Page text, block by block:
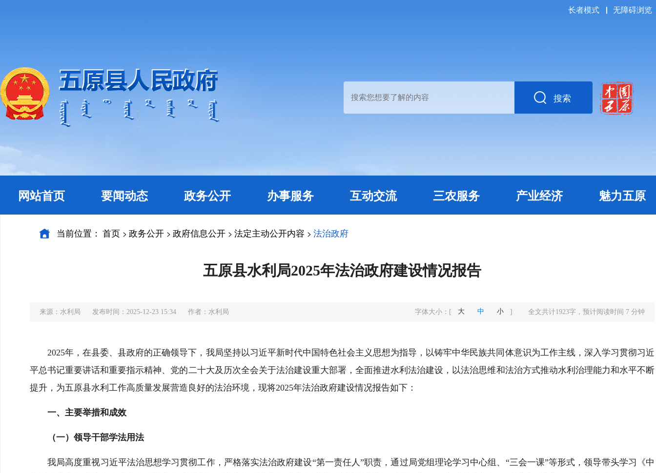
长者模式 无障碍浏览
搜索
网站首页 要闻动态 政务公开 办事服务 互动交流 三农服务 产业经济 魅力五原
当前位置： 首页 > 政务公开 > 政府信息公开 > 法定主动公开内容 > 法治政府
五原县水利局2025年法治政府建设情况报告
来源：水利局 发布时间：2025-12-23 15:34 作者：水利局 字体大小： [ 大 中 小 ] 全文共计1923字，预计阅读时间 7 分钟
2025年，在县委、县政府的正确领导下，我局坚持以习近平新时代中国特色社会主义思想为指导，以铸牢中华民族共同体意识为工作主线，深入学习贯彻习近
平总书记重要讲话和重要指示精神、党的二十大及历次全会关于法治建设重大部署，全面推进水利法治建设，以法治思维和法治方式推动水利治理能力和水平不断
提升，为五原县水利工作高质量发展营造良好的法治环境，现将2025年法治政府建设情况报告如下：
一、主要举措和成效
（一）领导干部学法用法
我局高度重视习近平法治思想学习贯彻工作，严格落实法治政府建设“第一责任人”职责，通过局党组理论学习中心组、“三会一课”等形式，领导带头学习《中